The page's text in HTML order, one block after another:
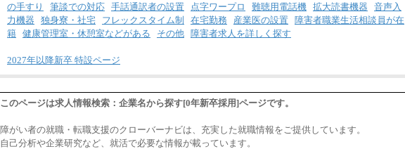
の手すり
筆談での対応 手話通訳者の設置 点字ワープロ 難聴用電話機 拡大読書機器
音声入
力機器
独身寮・社宅 フレックスタイム制 在宅勤務 産業医の設置
障害者職業生活相談員が在
籍 健康管理室・休憩室などがある その他 障害者求人を詳しく探す
2027年以降新卒 特設ページ
このページは求人情報検索：企業名から探す[0年新卒採用]ページです。
障がい者の就職・転職支援のクローバーナビは、充実した就職情報をご提供しています。
自己分析や企業研究など、就活で必要な情報が載っています。